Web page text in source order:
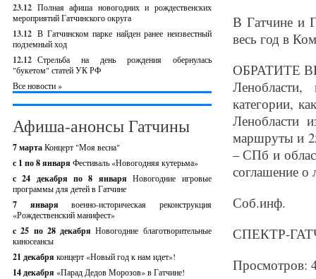
23.12 Полная афиша новогодних и рождественских
мероприятий Гатчинского округа
13.12 В Гатчинском парке найден ранее неизвестный
подземный ход
12.12 Стрельба на день рождения обернулась
"букетом" статей УК РФ
Все новости »
Афиша-анонсы Гатчины
7 мартаКонцерт "Моя весна"
с 1 по 8 января Фестиваль «Новогодняя кутерьма»
с 24 декабря по 8 январяНовогодние игровые
программы для детей в Гатчине
7 январявоенно-историческая реконструкция
«Рождественский манифест»
c 25 по 28 декабряНовогодние благотворительные
киносеансы
21 декабря концерт «Новый год к нам идет»!
14 декабря «Парад Дедов Морозов» в Гатчине!
В Гатчине и
весь год в
ОБРАТИТЕ
категории,
Ленобласти
маршруты и
– СПб и
соглашение о
Соб.инф.
СПЕКТР-
Просмотров: